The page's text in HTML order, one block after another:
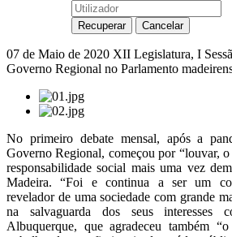
07 de Maio de 2020 XII Legislatura, I
Governo Regional no Parlamento
No primeiro debate mensal, após a
Governo Regional, começou por “louvar,
responsabilidade social mais uma vez
Madeira. “Foi e continua a ser um
revelador de uma sociedade com grande
na salvaguarda dos seus interesses
Albuquerque, que agradeceu também